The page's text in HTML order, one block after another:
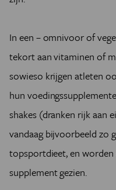
In een – omnivoor of
tekort aan vitaminen of
sowieso krijgen atleten
hun
shakes (dranken rijk aan
vandaag bijvoorbeeld zo
topsportdieet, en
supplement gezien.